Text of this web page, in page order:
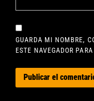
GUARDA MI NOMBRE,
ESTE NAVEGADOR